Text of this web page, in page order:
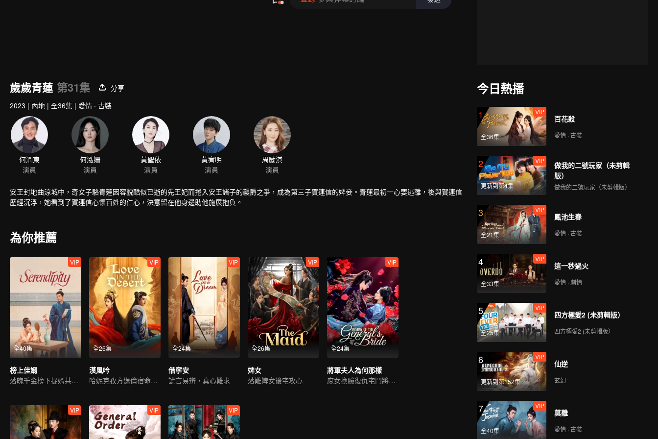
歲歲青蓮 第31集
分享
2023 | 內地 | 全36集 | 愛情 · 古裝
何潤東
演員
何泓姍
演員
黃聖依
演員
安王封地曲涼城中，奇女子駱青蓮因容貌酷似已逝的先王妃而捲入安王諸子的襲爵之爭，成為第三子賀連信的婢妾。青蓮最初一心要逃離，後與賀連信
歷經沉浮，她看到了賀連信心懷百姓的仁心，決意留在他身邊助他施展抱負。
為你推薦
全40集
VIP
榜上佳婿
落魄千金榜下捉婿共翻案
全26集
VIP
漠風吟
哈妮克孜方逸倫宿命虐戀
全24集
VIP
借寧安
謊言易辨，真心難求
全26集
VIP
婢女
落難婢女後宅攻心
全24集
VIP
將軍夫人為何那樣
庶女換臉復仇宅鬥將軍府
VIP VIP VIP
今日熱播
1
全36集
VIP
百花殺
愛情 · 古裝
2
更新到第4集
VIP
做我的二號玩家（未剪輯
版）
做我的二號玩家（未剪輯版）
3
全21集
VIP
鳳池生春
愛情 · 古裝
4
全33集
VIP
這一秒過火
愛情 · 劇情
5
全25集
VIP
四方極愛2 (未剪輯版）
四方極愛2 (未剪輯版）
6
更新到第152集
VIP
仙逆
玄幻
7
全40集
VIP
莫離
愛情 · 古裝